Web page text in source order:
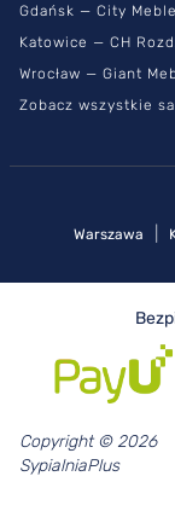
Gdańsk — City Meble
Katowice — CH
Wrocław — Giant
Zobacz wszystkie
Warszawa
Copyright © 2026
SypialniaPlus